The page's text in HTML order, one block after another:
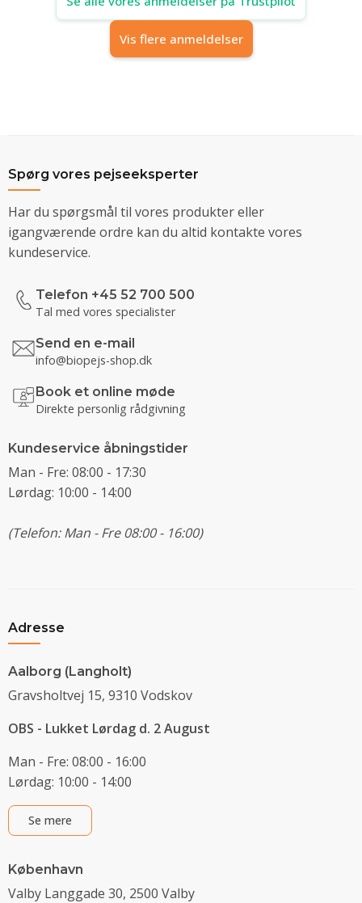
Vis flere anmeldelser
Spørg vores pejseeksperter
Har du spørgsmål til vores produkter eller
igangværende ordre kan du altid kontakte vores
kundeservice.
Telefon +45 52 700 500
Tal med vores specialister
Send en e-mail
info@biopejs-shop.dk
Book et online møde
Direkte personlig rådgivning
Kundeservice åbningstider
Man - Fre: 08:00 - 17:30
Lørdag: 10:00 - 14:00
(Telefon: Man - Fre 08:00 - 16:00)
Adresse
Aalborg (Langholt)
Gravsholtvej 15, 9310 Vodskov
OBS - Lukket Lørdag d. 2 August
Man - Fre: 08:00 - 16:00
Lørdag: 10:00 - 14:00
Se mere
København
Valby Langgade 30, 2500 Valby